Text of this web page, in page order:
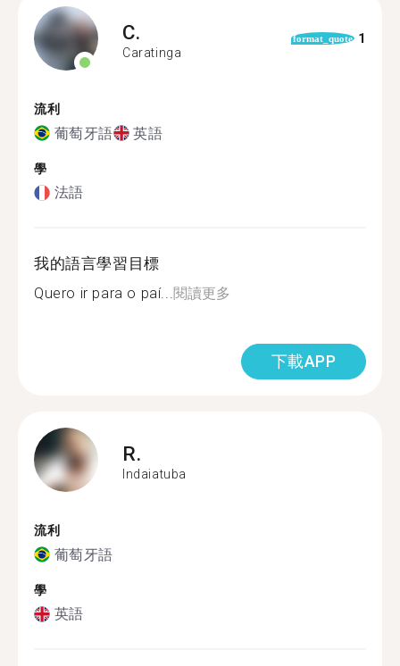
C.
Caratinga
format_quote 1
流利
葡萄牙語 英語
學
法語
我的語言學習目標
Quero ir para o paí...閱讀更多
下載APP
R.
Indaiatuba
流利
葡萄牙語
學
英語